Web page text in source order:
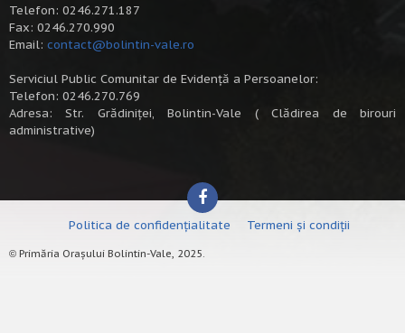
Telefon: 0246.271.187
Fax: 0246.270.990
Email: contact@bolintin-vale.ro
Serviciul Public Comunitar de Evidență a Persoanelor:
Telefon: 0246.270.769
Adresa: Str. Grădiniței, Bolintin-Vale ( Clădirea de birouri
administrative)
Politica de confidențialitate Termeni și condiții
© Primăria Orașului Bolintin-Vale, 2025.